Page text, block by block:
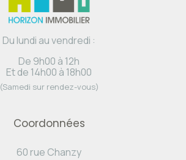
Du lundi au vendredi :
De 9h00 à 12h
Et de 14h00 à 18h00
(Samedi sur rendez-vous)
Coordonnées
60 rue Chanzy